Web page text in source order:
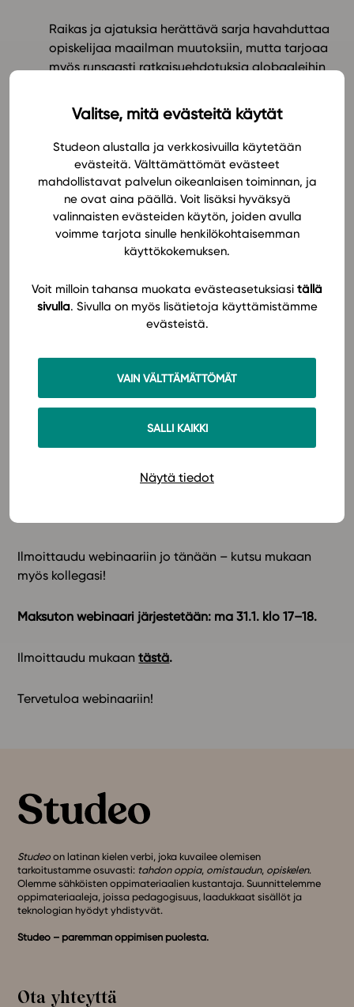
Valitse, mitä evästeitä käytät
Studeon alustalla ja verkkosivuilla käytetään
evästeitä. Välttämättömät evästeet
mahdollistavat palvelun oikeanlaisen toiminnan, ja
ne ovat aina päällä. Voit lisäksi hyväksyä
valinnaisten evästeiden käytön, joiden avulla
voimme tarjota sinulle henkilökohtaisemman
käyttökokemuksen.
Voit milloin tahansa muokata evästeasetuksiasi tällä
sivulla. Sivulla on myös lisätietoja käyttämistämme
evästeistä.
VAIN VÄLTTÄMÄTTÖMÄT
SALLI KAIKKI
Näytä tiedot
Raikas ja ajatuksia herättävä sarja havahduttaa
opiskelijaa maailman muutoksiin, mutta tarjoaa
myös runsaasti ratkaisuehdotuksia globaaleihin
Sarjan kattavat, monipuoliset ja päivittyvät
sisällöt innostavat oppimaan.
Suuri osa kartoista ja havainnekuvista on uusittu.
Lukuisat uudet konetarkisteiset perusharjoitukset
ja syventävät ja soveltavat tehtävät tukevat
oppimista. Kaikkiin tehtäviin on mallivastaukset.
Laaja-alainen osaaminen on tehty näkyväksi
luvuittain.
Oppimateriaalit valmentavat ja ohjaavat
diagrammien tekemiseen ja geomedian
tulkintaan.
Sarjan materiaalit tukevat eriyttämistä: tehtäviä
tavoitteiden mukaan.
Abitti-koetehtäväpaketti jokaiselle
Webinaariin kannattaa ilmoittautua, vaikka et
Ilmoittaudu webinaariin jo tänään – kutsu mukaan
myös kollegasi!
Maksuton webinaari järjestetään: ma 31.1. klo 17–18.
Ilmoittaudu mukaantästä.
Tervetuloa webinaariin!
Studeo on latinan kielen verbi, joka kuvailee olemisen
tarkoitustamme osuvasti: tahdon oppia, omistaudun, opiskelen.
Olemme sähköisten oppimateriaalien kustantaja. Suunnittelemme
oppimateriaaleja, joissa pedagogisuus, laadukkaat sisällöt ja
teknologian hyödyt yhdistyvät.
Studeo – paremman oppimisen puolesta.
Ota yhteyttä